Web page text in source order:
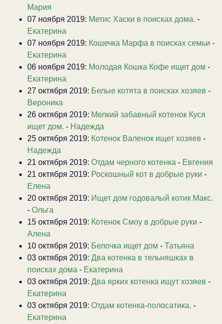
Мария
07 ноября 2019: Метис Хаски в поисках дома. -
Екатерина
07 ноября 2019: Кошечка Марфа в поисках семьи -
Екатерина
06 ноября 2019: Молодая Кошка Кофе ищет дом -
Екатерина
27 октября 2019: Белые котята в поисках хозяев -
Вероника
26 октября 2019: Мелкий забавный котенок Куся
ищет дом. - Надежда
25 октября 2019: Котенок Валенок ищет хозяев -
Надежда
21 октября 2019: Отдам черного котенка - Евгения
21 октября 2019: Роскошный кот в добрые руки -
Елена
20 октября 2019: Ищет дом годовалый котик Макс.
- Ольга
15 октября 2019: Котенок Смоу в добрые руки -
Алена
10 октября 2019: Белочка ищет дом - Татьяна
03 октября 2019: Два котенка в тельняшках в
поисках дома - Екатерина
03 октября 2019: Два ярких котенка ищут хозяев -
Екатерина
03 октября 2019: Отдам котенка-полосатика. -
Екатерина